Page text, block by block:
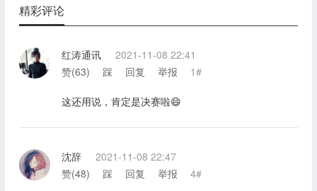
精彩评论
红涛通讯
2021-11-08 22:41
赞(63) 踩 回复 举报 1#
这还用说，肯定是决赛啦😄
沈辞
2021-11-08 22:47
赞(48) 踩 回复 举报 4#